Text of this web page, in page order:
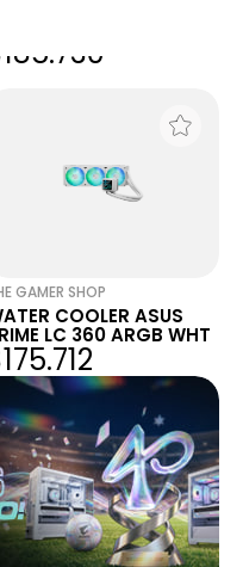
GAMER SHOP
COOLER ASUS
LC 360 ARGB WHT